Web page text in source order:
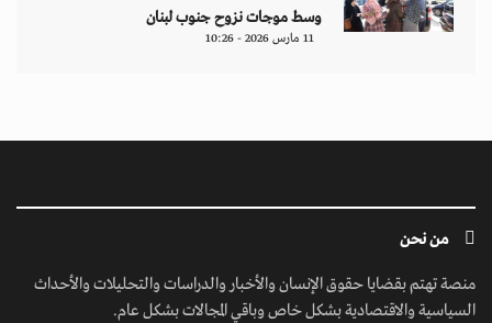
وسط موجات نزوح جنوب لبنان
11 مارس 2026 - 10:26
من نحن
منصة تهتم بقضايا حقوق الإنسان والأخبار والدراسات والتحليلات والأحداث
السياسية والاقتصادية بشكل خاص وباقي المجالات بشكل عام.